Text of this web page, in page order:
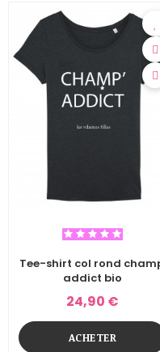
Tee-shirt col rond
addict bio
24,90 €
ACHETER